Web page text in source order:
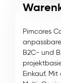
Pimcores
B2C- und
Einkauf.